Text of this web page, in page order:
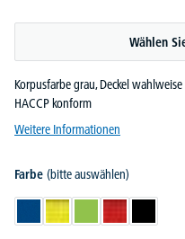
Wählen
Korpusfarbe grau, Deckel
HACCP konform
Weitere Informationen
Farbe (bitte auswählen)